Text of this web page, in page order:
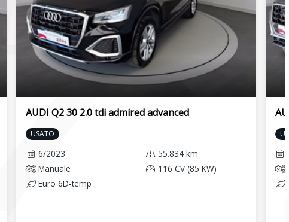
AUDI Q2 30 2.0 tdi admired advanced
USATO
6/2023
55.834 km
Manuale
116 CV (85 KW)
Euro 6D-temp